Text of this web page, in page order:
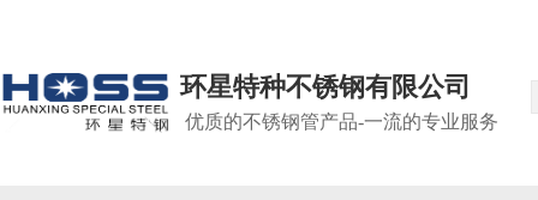
环星特种不锈钢有限公司
优质的不锈钢管产品-一流的专业服务